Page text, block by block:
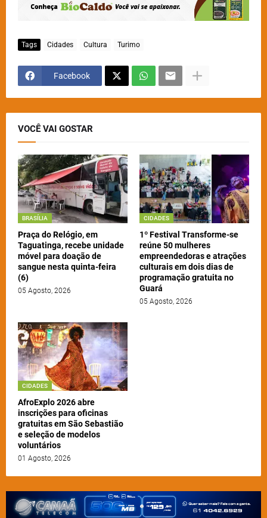
Tags Cidades Cultura Turimo
Facebook
VOCÊ VAI GOSTAR
BRASÍLIA
Praça do Relógio, em
Taguatinga, recebe unidade
móvel para doação de
sangue nesta quinta-feira
(6)
05 Agosto, 2026
CIDADES
1º Festival Transforme-se
reúne 50 mulheres
empreendedoras e atrações
culturais em dois dias de
programação gratuita no
Guará
05 Agosto, 2026
CIDADES
AfroExplo 2026 abre
inscrições para oficinas
gratuitas em São Sebastião
e seleção de modelos
voluntários
01 Agosto, 2026